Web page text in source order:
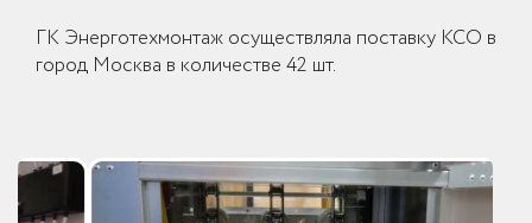
ГК Энерготехмонтаж осуществляла поставку КСО в
город Москва в количестве 42 шт.